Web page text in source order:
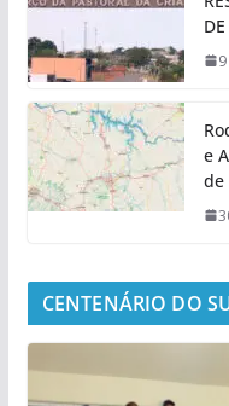
e
de
CENTENÁRIO DO